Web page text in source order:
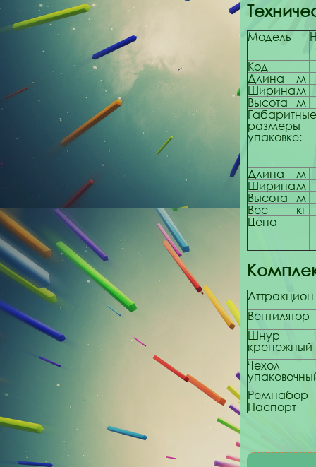
Модель
Код
Длина
м
Ширинам
Высота
м
Габаритные
упаковке:
Длина
м
Ширинам
Высота
м
Вес
кг
Цена
Аттракцион
Вентилятор
Шнур
крепежный
Чехол
Ремнабор
Паспорт